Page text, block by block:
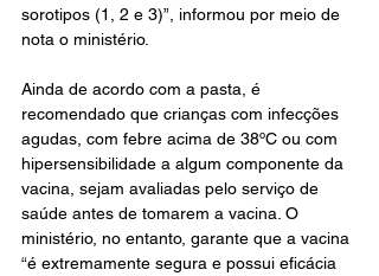
sorotipos (1, 2 e 3)”, informou por meio de
nota o ministério.
Ainda de acordo com a pasta, é
recomendado que crianças com infecções
agudas, com febre acima de 38ºC ou com
hipersensibilidade a algum componente da
vacina, sejam avaliadas pelo serviço de
saúde antes de tomarem a vacina. O
ministério, no entanto, garante que a vacina
“é extremamente segura e possui eficácia